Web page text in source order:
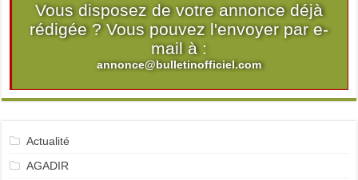
Vous disposez de votre annonce déjà
rédigée ? Vous pouvez l'envoyer par e-
mail à :
annonce@bulletinofficiel.com
Actualité
AGADIR